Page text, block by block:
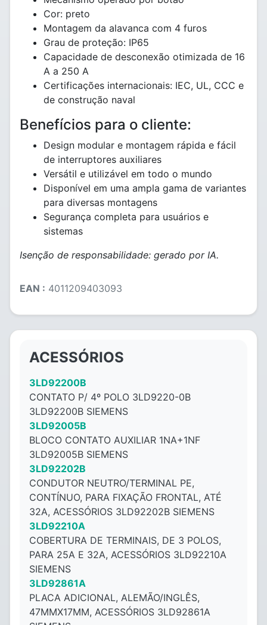
Cor: preto
Montagem da alavanca com 4 furos
Grau de proteção: IP65
Capacidade de desconexão otimizada de 16
A a 250 A
Certificações internacionais: IEC, UL, CCC e
de construção naval
Benefícios para o cliente:
Design modular e montagem rápida e fácil
de interruptores auxiliares
Versátil e utilizável em todo o mundo
Disponível em uma ampla gama de variantes
para diversas montagens
Segurança completa para usuários e
sistemas
Isenção de responsabilidade: gerado por IA.
EAN : 4011209403093
ACESSÓRIOS
3LD92200B
CONTATO P/ 4º POLO 3LD9220-0B
3LD92200B SIEMENS
3LD92005B
BLOCO CONTATO AUXILIAR 1NA+1NF
3LD92005B SIEMENS
3LD92202B
CONDUTOR NEUTRO/TERMINAL PE,
CONTÍNUO, PARA FIXAÇÃO FRONTAL, ATÉ
32A, ACESSÓRIOS 3LD92202B SIEMENS
3LD92210A
COBERTURA DE TERMINAIS, DE 3 POLOS,
PARA 25A E 32A, ACESSÓRIOS 3LD92210A
SIEMENS
3LD92861A
PLACA ADICIONAL, ALEMÃO/INGLÊS,
47MMX17MM, ACESSÓRIOS 3LD92861A